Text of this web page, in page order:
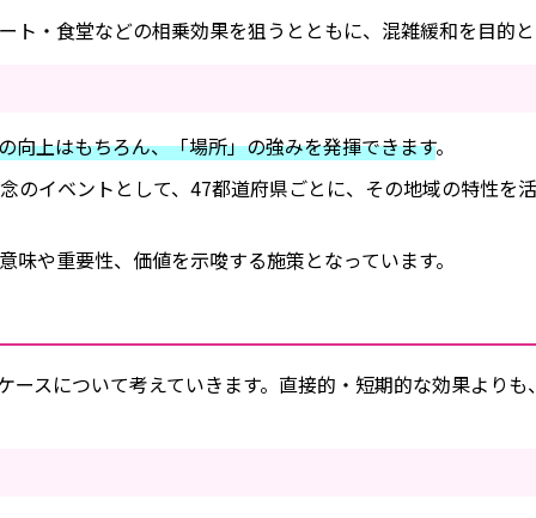
・食堂などの相乗効果を狙うとともに、混雑緩和を目的
向上はもちろん、「場所」の強みを発揮できます。
イベントとして、47都道府県ごとに、その地域の特性
や重要性、価値を示唆する施策となっています。
スについて考えていきます。直接的・短期的な効果よりも